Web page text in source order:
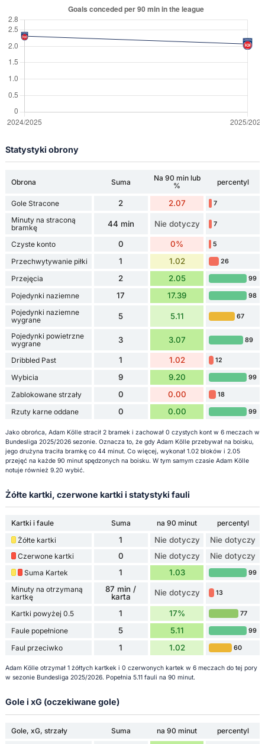
Statystyki obrony
Obrona Suma
Na 90 min lub
%
percentyl
Gole Stracone 2 2.07 7
Minuty na straconą
bramkę
44 min Nie dotyczy 7
Czyste konto 0 0% 5
Przechwytywanie piłki 1 1.02 26
Przejęcia 2 2.05 99
Pojedynki naziemne 17 17.39 98
Pojedynki naziemne
wygrane
5 5.11 67
Pojedynki powietrzne
wygrane
3 3.07 89
Dribbled Past 1 1.02 12
Wybicia 9 9.20 99
Zablokowane strzały 0 0.00 18
Rzuty karne oddane 0 0.00 99
Jako obrońca, Adam Kölle stracił 2 bramek i zachował 0 czystych kont w 6 meczach w
Bundesliga 2025/2026 sezonie. Oznacza to, że gdy Adam Kölle przebywał na boisku,
jego drużyna traciła bramkę co 44 minut. Co więcej, wykonał 1.02 bloków i 2.05
przejęć na każde 90 minut spędzonych na boisku. W tym samym czasie Adam Kölle
notuje również 9.20 wybić.
Żółte kartki, czerwone kartki i statystyki fauli
Kartki i faule Suma na 90 minut
percentyl
Żółte kartki
1 Nie dotyczy Nie dotyczy
Czerwone kartki 0 Nie dotyczy Nie dotyczy
Suma Kartek 1 1.03 99
Minuty na otrzymaną
kartkę
87 min /
karta
Nie dotyczy 13
Kartki powyżej 0.5 1 17% 77
Faule popełnione 5 5.11 99
Faul przeciwko 1 1.02 60
Adam Kölle otrzymał 1 żółtych kartkek i 0 czerwonych kartek w 6 meczach do tej pory
w sezonie Bundesliga 2025/2026. Popełnia 5.11 fauli na 90 minut.
Gole i xG (oczekiwane gole)
Gole, xG, strzały Suma na 90 minut
percentyl